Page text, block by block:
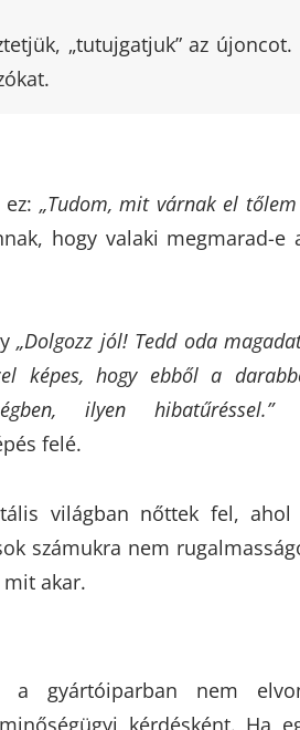
„tutujgatjuk” az újoncot.
„Tudom, mit várnak el
hogy valaki megmarad-e
„Dolgozz jól! Tedd oda
képes, hogy ebből a
ilyen hibatűréssel.”
felé.
világban nőttek fel, ahol
számukra nem
akar.
a gyártóiparban nem